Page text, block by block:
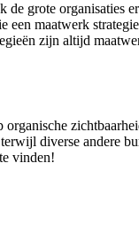
grote organisaties
maatwerk
zijn altijd
diverse andere
vinden!